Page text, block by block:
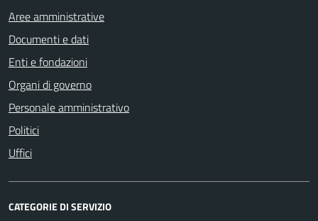
Aree amministrative
Documenti e dati
Enti e fondazioni
Organi di governo
Personale amministrativo
Politici
Uffici
CATEGORIE DI SERVIZIO